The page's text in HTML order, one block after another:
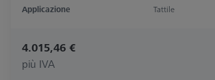
Applicazione
Tattile
4.015,46 €
più IVA